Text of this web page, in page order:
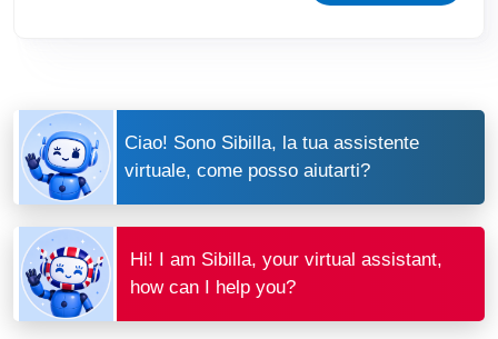
Ciao! Sono Sibilla, la tua assistente
virtuale, come posso aiutarti?
Hi! I am Sibilla, your virtual assistant,
how can I help you?